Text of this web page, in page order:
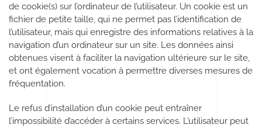
de cookie(s) sur l’ordinateur de l’utilisateur. Un cookie est un
fichier de petite taille, qui ne permet pas l’identification de
l’utilisateur, mais qui enregistre des informations relatives à la
navigation d’un ordinateur sur un site. Les données ainsi
obtenues visent à faciliter la navigation ultérieure sur le site,
et ont également vocation à permettre diverses mesures de
fréquentation.
Le refus d’installation d’un cookie peut entraîner
l’impossibilité d’accéder à certains services. L’utilisateur peut